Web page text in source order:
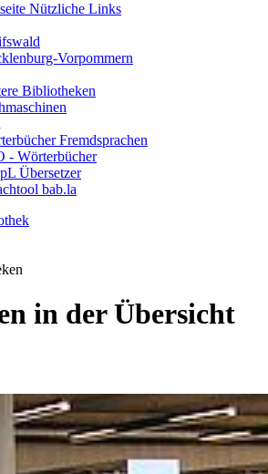
Nützliche Links
Vorpommern
Bibliotheken
Fremdsprachen
- Wörterbücher
Übersetzer
bab.la
in der Übersicht